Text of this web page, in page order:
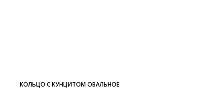
КОЛЬЦО С КУНЦИТОМ ОВАЛЬНОЕ